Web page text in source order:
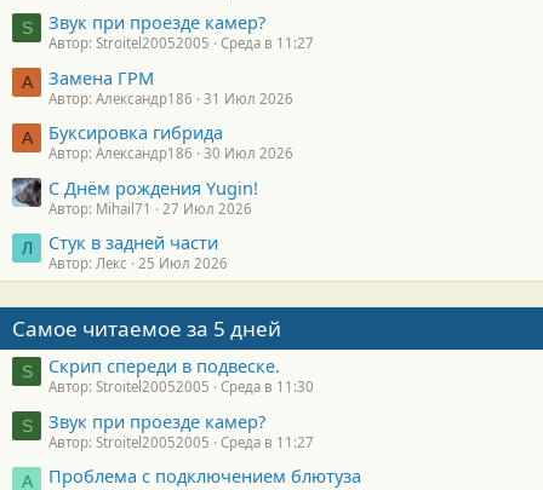
S Звук при проезде камер?
Автор: Stroitel20052005 Среда в 11:27
А Замена ГРМ
Автор: Александр186 31 Июл 2026
А Буксировка гибрида
Автор: Александр186 30 Июл 2026
С Днём рождения Yugin!
Автор: Mihail71 27 Июл 2026
Л Стук в задней части
Автор: Лекс 25 Июл 2026
Самое читаемое за 5 дней
S Скрип спереди в подвеске.
Автор: Stroitel20052005 Среда в 11:30
S Звук при проезде камер?
Автор: Stroitel20052005 Среда в 11:27
А Проблема с подключением блютуза